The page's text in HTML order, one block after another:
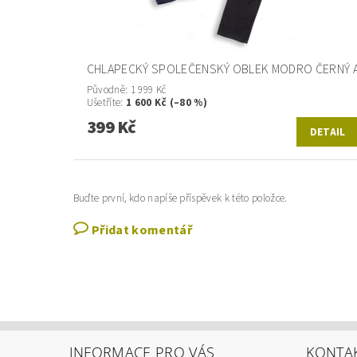
CHLAPECKÝ SPOLEČENSKÝ OBLEK MODRO ČERNÝ
Původně: 1 999 Kč
Ušetříte: 1 600 Kč (–80 %)
399 Kč DETAIL
Buďte první, kdo napíše příspěvek k této položce.
Přidat komentář
INFORMACE PRO VÁS